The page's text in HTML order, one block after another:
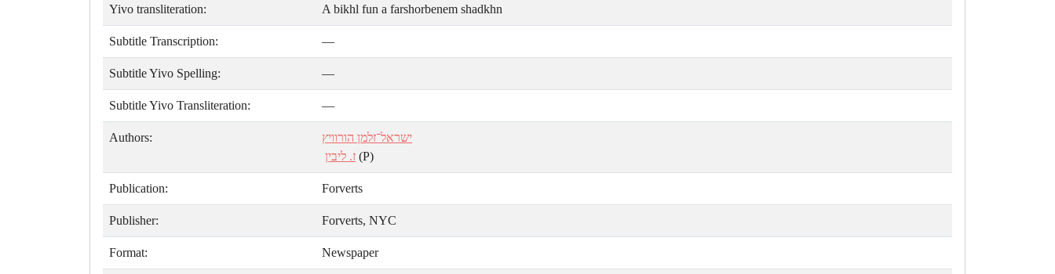
Yivo transliteration: A bikhl fun a farshorbenem shadkhn
Subtitle Transcription: —
Subtitle Yivo Spelling: —
Subtitle Yivo Transliteration: —
Authors:
ישראל־זלמן הורוויץ
ז. ליבין (P)
Publication: Forverts
Publisher: Forverts, NYC
Format: Newspaper